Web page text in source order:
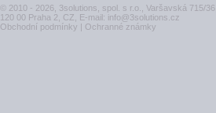
© 2010 - 2026, 3solutions, spol. s r.o., Varšavská 715/36,
120 00 Praha 2, CZ, E-mail: info@3solutions.cz
Obchodní podmínky | Ochranné známky